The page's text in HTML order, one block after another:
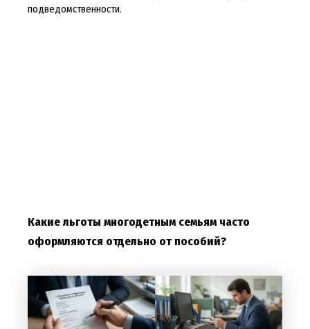
подведомственности.
Какие льготы многодетным семьям часто
оформляются отдельно от пособий?